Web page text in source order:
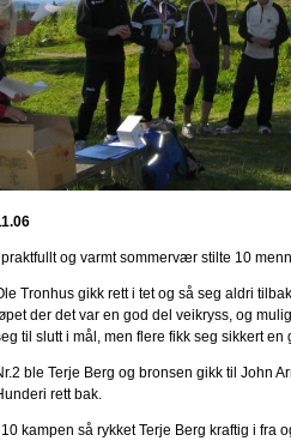
praktfullt og varmt sommervær stilte 10
Tronhus gikk rett i tet og så seg aldri
der det var en god del veikryss, og
til slutt i mål, men flere fikk seg sikkert
ble Terje Berg og bronsen gikk til John
rett bak.
10 kampen så rykket Terje Berg kraftig i fra